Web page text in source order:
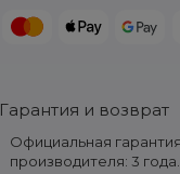
Гарантия и возврат
Официальная
производителя: 3 года.